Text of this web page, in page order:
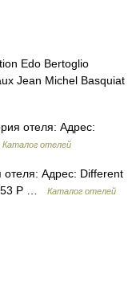
Edo Bertoglio
Jean Michel Basquiat
отеля: Адрес:
Каталог отелей
Адрес: Different
Р …
Каталог отелей